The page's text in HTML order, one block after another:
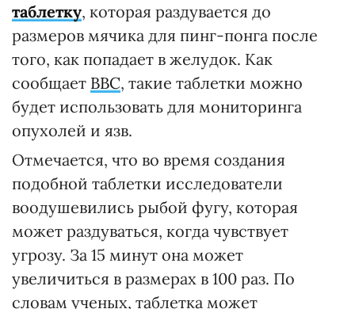
таблетку, которая раздувается до
размеров мячика для пинг-понга после
того, как попадает в желудок. Как
сообщает ВВС, такие таблетки можно
будет использовать для мониторинга
опухолей и язв.
Отмечается, что во время создания
подобной таблетки исследователи
воодушевились рыбой фугу, которая
может раздуваться, когда чувствует
угрозу. За 15 минут она может
увеличиться в размерах в 100 раз. По
словам ученых, таблетка может